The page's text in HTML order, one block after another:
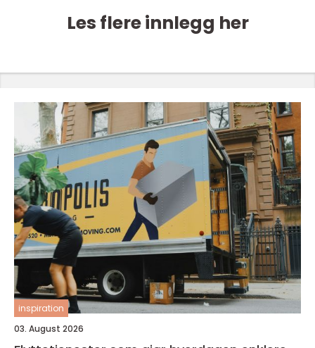
Les flere innlegg her
inspiration
03. August 2026